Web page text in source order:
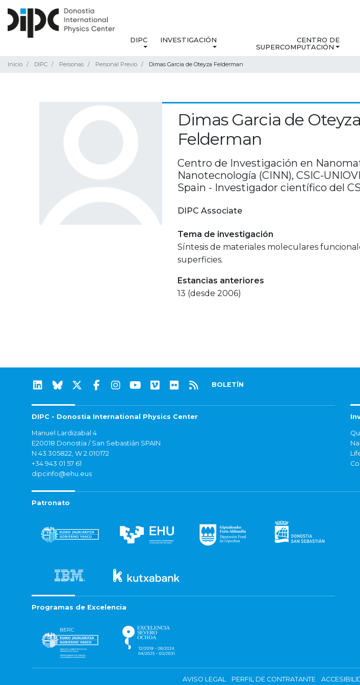
DIPC INVESTIGACIÓN
CENTRO DE
SUPERCOMPUTACIÓN
Inicio DIPC Personas Personal Previo Dimas Garcia de Oteyza Felderman
Dimas Garcia de Oteyza
Felderman
Centro de Investigación en
Nanotecnología (CINN), CSIC-
Spain - Investigador científico del
DIPC Associate
Tema de investigación
Síntesis de materiales moleculares
superficies.
Estancias anteriores
13 (desde 2006)
BOLETÍN
DIPC - Donostia International Physics Center
Manuel Lardizabal 4
E20018 Donostia / San Sebastián SPAIN
N 43.305822, W 2.010172
+34 943 01 57 61
dipcinfo@ehu.eus
Patronato
Programas de Excelencia
AVISO LEGAL PERFIL DE CONTRATANTE